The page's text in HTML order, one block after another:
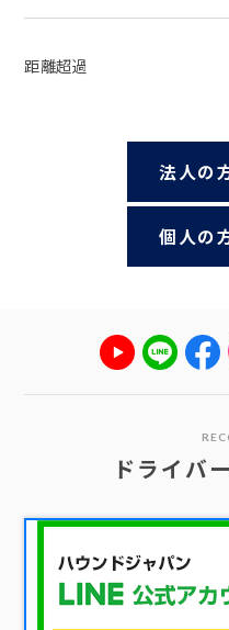
距離超過
法人の
個人の
ドライバ